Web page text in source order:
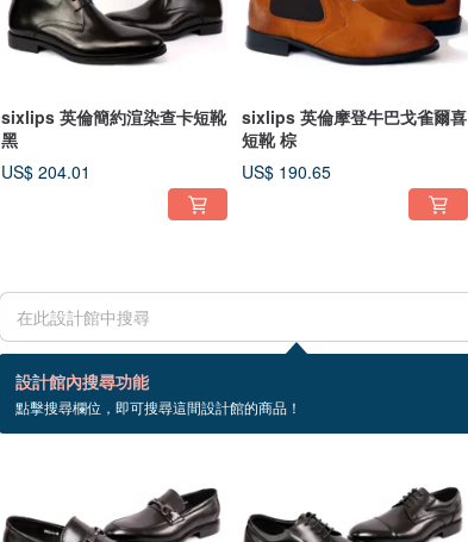
sixlips 英倫簡約渲染查卡短靴
黑
US$ 204.01
sixlips 英倫摩登牛巴戈雀爾喜
短靴 棕
US$ 190.65
設計館內搜尋功能
點擊搜尋欄位，即可搜尋這間設計館的商品！
119 個商品